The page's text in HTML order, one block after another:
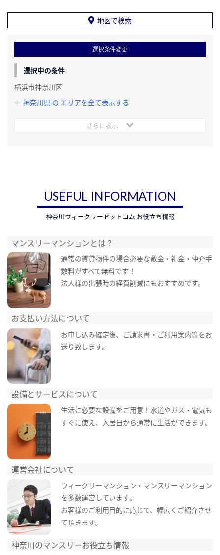
地図で検索
選択条件変更
選択中の条件
横浜市神奈川区
神奈川県 の エリアを全て表示する
さらに表示
USEFUL INFORMATION
神奈川ウィークリードットコム お役立ち情報
マンスリーマンションとは？
通常の賃貸物件の場合必要な敷金・礼金・仲介手
数料がすべて無料です！
法人様の出張時の経費削減にもおすすめです。
お支払い方法について
お申し込み確定後、ご請求書・ご利用案内等をお
送り致します。
設備とサービスについて
生活に必要な設備をご用意！水道やガス・電気も
すぐに使え、入居日から通常に生活ができます。
運営会社について
ウィークリーマンション・マンスリーマンション
を多数運営しています。
お客様のご利用目的に応じて、幅広くご紹介させ
て頂きます。
神奈川のマンスリーお役立ち情報